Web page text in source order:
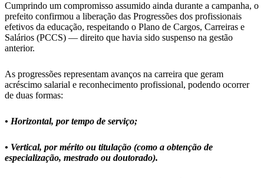
Cumprindo um compromisso assumido ainda durante a campanha, o
prefeito confirmou a liberação das Progressões dos profissionais
efetivos da educação, respeitando o Plano de Cargos, Carreiras e
Salários (PCCS) — direito que havia sido suspenso na gestão
anterior.
As progressões representam avanços na carreira que geram
acréscimo salarial e reconhecimento profissional, podendo ocorrer
de duas formas:
• Horizontal, por tempo de serviço;
• Vertical, por mérito ou titulação (como a obtenção de
especialização, mestrado ou doutorado).